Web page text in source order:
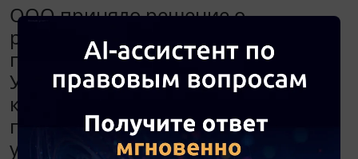
ООО приняло решение о
реорганизации в форме
присоединения к другому ООО.
Уставной капитал общества, к
которому осуществляется
присоединение, равен 48 000 руб.,
уставный капитал